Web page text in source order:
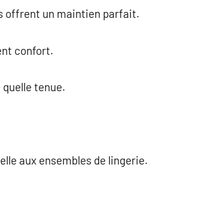
offrent un maintien parfait.
confort.
tenue.
aux ensembles de lingerie.